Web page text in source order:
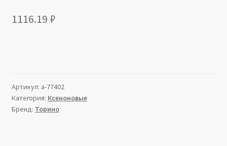
1116.19 ₽
Артикул: a-77402
Категория: Ксеноновые
Бренд: Торино